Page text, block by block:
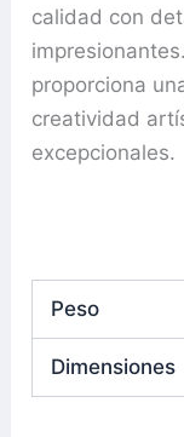
calidad con
proporciona
creatividad
excepcionales.
Peso
Dimensiones